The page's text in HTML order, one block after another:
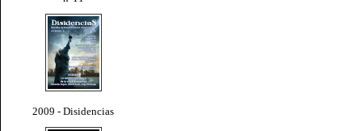
2009 - Disidencias